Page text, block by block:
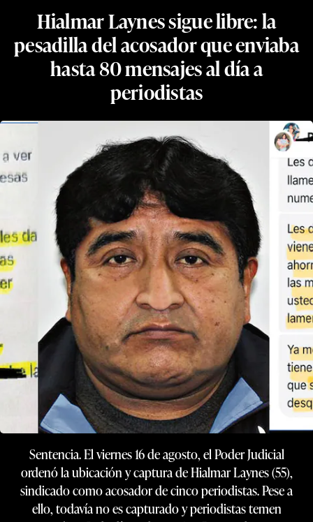
Hialmar Laynes sigue libre: la
pesadilla del acosador que enviaba
hasta 80 mensajes al día a
periodistas
Sentencia. El viernes 16 de agosto, el Poder Judicial
ordenó la ubicación y captura de Hialmar Laynes (55),
sindicado como acosador de cinco periodistas. Pese a
ello, todavía no es capturado y periodistas temen